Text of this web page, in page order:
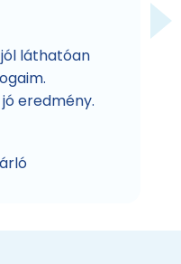
láthatóan
eredmény.